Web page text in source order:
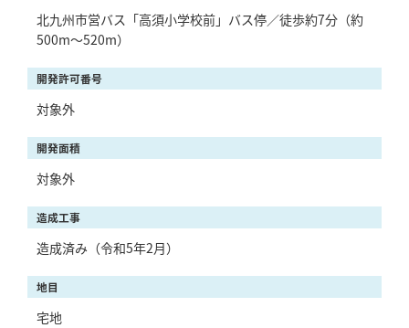
北九州市営バス「高須小学校前」バス停／徒歩約7分（約
500m～520m）
開発許可番号
対象外
開発面積
対象外
造成工事
造成済み（令和5年2月）
地目
宅地